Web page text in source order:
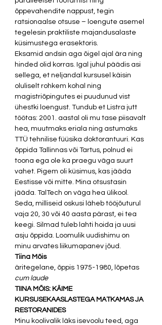
õppevahendite nappust, tegin
ratsionaalse otsuse – loengute asemel
tegelesin praktiliste majandusalaste
küsimustega erasektoris.
Eksamid andsin aga õigel ajal ära ning
hinded olid korras. Igal juhul päädis asi
sellega, et neljandal kursusel käisin
oluliselt rohkem kohal ning
magistriõpingutes ei puudunud vist
ühestki loengust. Tundub et Listra jutt
töötas: 2001. aastal oli mu tase piisavalt
hea, muutmaks eriala ning astumaks
TTÜ tehnilise füüsika doktorantuuri. Kas
õppida Tallinnas või Tartus, polnud ei
toona ega ole ka praegu väga suurt
vahet. Pigem oli küsimus, kas jääda
Eestisse või mitte. Mina otsustasin
jääda. TalTech on väga hea ülikool.
Seda, milliseid oskusi läheb tööjõuturul
vaja 20, 30 või 40 aasta pärast, ei tea
keegi. Silmad tuleb lahti hoida ja uusi
asju õppida. Loomulik uudishimu on
minu arvates liikumapanev jõud.
Tiina Mõis
äritegelane, õppis 1975-1980, lõpetas
cum laude
TIINA MÕIS: KÄIME
KURSUSEKAASLASTEGA MATKAMAS JA
RESTORANIDES
Minu koolivalik läks isevoolu teed, aga